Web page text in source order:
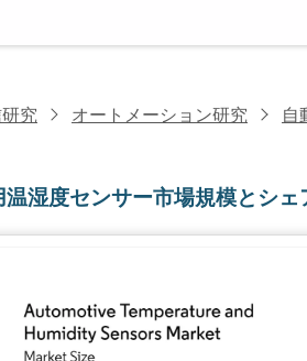
究 オートメーション研究 自
温湿度センサー市場規模とシェ